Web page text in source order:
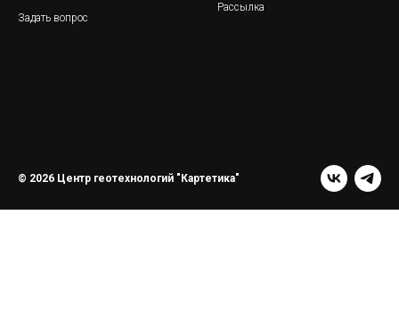
Задать вопрос
Рассылка
© 2026 Центр геотехнологий "Картетика"